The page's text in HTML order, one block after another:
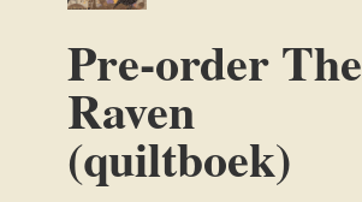
Pre-order The
Raven
(quiltboek)